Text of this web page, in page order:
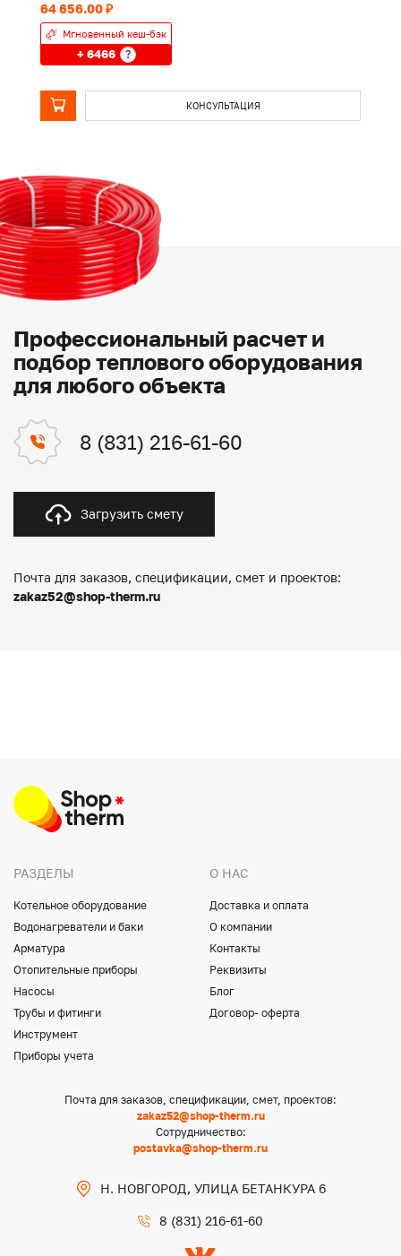
64 656.00 ₽
Мгновенный кеш-бэк
+ 6466 ?
КОНСУЛЬТАЦИЯ
Профессиональный расчет и
подбор теплового оборудования
для любого объекта
8 (831) 216-61-60
Загрузить смету
Почта для заказов, спецификации, смет и проектов:
zakaz52@shop-therm.ru
РАЗДЕЛЫ
Котельное оборудование
Водонагреватели и баки
Арматура
Отопительные приборы
Насосы
Трубы и фитинги
Инструмент
Приборы учета
О НАС
Доставка и оплата
О компании
Контакты
Реквизиты
Блог
Договор- оферта
Почта для заказов, спецификации, смет, проектов:
zakaz52@shop-therm.ru
Сотрудничество:
postavka@shop-therm.ru
Н. НОВГОРОД, УЛИЦА БЕТАНКУРА 6
8 (831) 216-61-60